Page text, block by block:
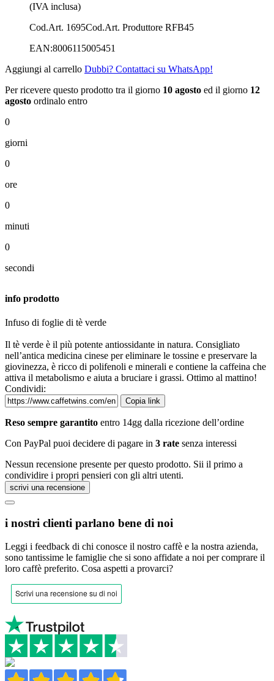
(IVA inclusa)
Cod.Art. 1695Cod.Art. Produttore RFB45
EAN:8006115005451
Aggiungi al carrello Dubbi? Contattaci su WhatsApp!
Per ricevere questo prodotto tra il giorno 10 agosto ed il giorno 12
agosto ordinalo entro
0
giorni
0
ore
0
minuti
0
secondi
info prodotto
Infuso di foglie di tè verde
Il tè verde è il più potente antiossidante in natura. Consigliato
nell’antica medicina cinese per eliminare le tossine e preservare la
giovinezza, è ricco di polifenoli e minerali e contiene la caffeina che
attiva il metabolismo e aiuta a bruciare i grassi. Ottimo al mattino!
Condividi:
Copia link
Reso sempre garantito entro 14gg dalla ricezione dell’ordine
Con PayPal puoi decidere di pagare in 3 rate senza interessi
Nessun recensione presente per questo prodotto. Sii il primo a
condividire i propri pensieri con gli altri utenti.
scrivi una recensione
i nostri clienti parlano bene di noi
Leggi i feedback di chi conosce il nostro caffè e la nostra azienda,
sono tantissime le famiglie che si sono affidate a noi per comprare il
loro caffè preferito. Cosa aspetti a provarci?